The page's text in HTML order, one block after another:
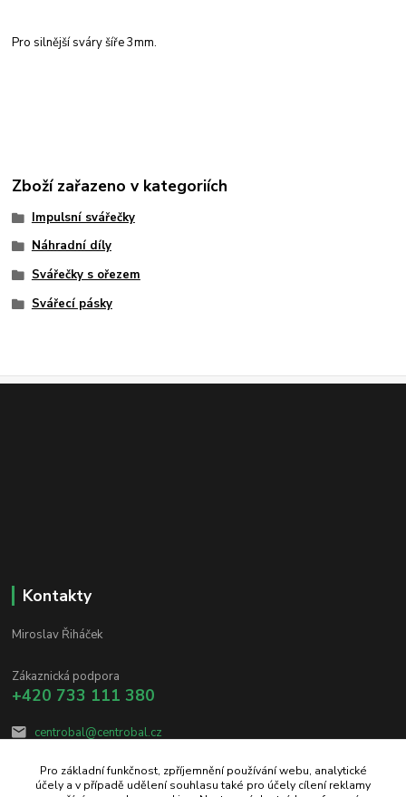
Pro silnější sváry šíře 3mm.
Zboží zařazeno v kategoriích
Impulsní svářečky
Náhradní díly
Svářečky s ořezem
Svářecí pásky
Kontakty
Miroslav Řiháček
Zákaznická podpora
+420 733 111 380
centrobal@centrobal.cz
Pro základní funkčnost, zpříjemnění používání webu, analytické
účely a v případě udělení souhlasu také pro účely cílení reklamy